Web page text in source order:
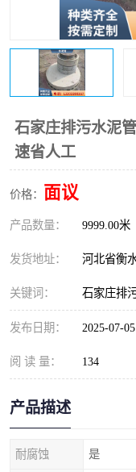
石家庄排污水泥
速省人工
价格： 面议
产品数量： 9999.00米
发货地址： 河北省衡
关键词： 石家庄排
发布日期： 2025-07-05
阅 读 量： 134
产品描述
耐腐蚀 是